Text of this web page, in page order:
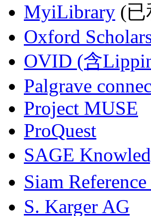
MyiLibrary (已
Oxford
OVID (含
Palgrave
Project MUSE
ProQuest
SAGE
Siam
S. Karger AG